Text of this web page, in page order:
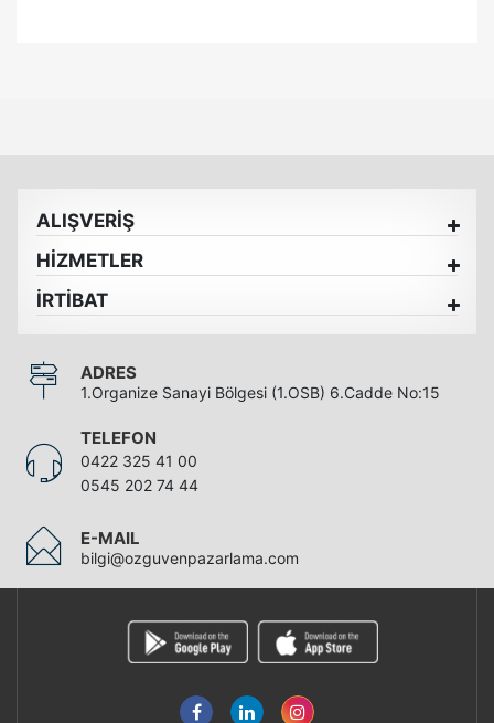
ALIŞVERİŞ
HİZMETLER
İRTİBAT
ADRES
1.Organize Sanayi Bölgesi (1.OSB) 6.Cadde No:15
TELEFON
0422 325 41 00
0545 202 74 44
E-MAIL
bilgi@ozguvenpazarlama.com